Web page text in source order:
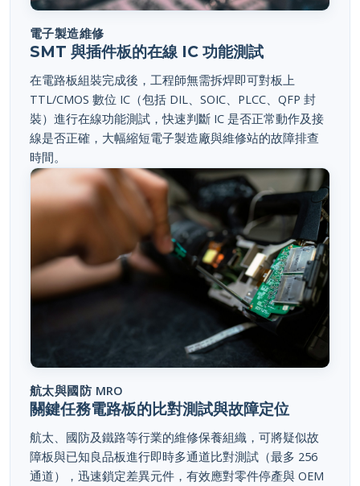
電子製造維修
SMT 與插件板的在線 IC 功能測試
在電路板組裝完成後，工程師無需拆焊即可對板上
TTL/CMOS 數位 IC（包括 DIL、SOIC、PLCC、QFP 封
裝）進行在線功能測試，快速判斷 IC 是否正常動作及接
線是否正確，大幅縮短電子製造廠與維修站的故障排查
時間。
航太與國防 MRO
關鍵任務電路板的比對測試與故障定位
航太、國防及鐵路等行業的維修保養組織，可將疑似故
障板與已知良品板進行即時多通道比對測試（最多 256
通道），迅速鎖定差異元件，有效應對零件停產與 OEM
停止支援所帶來的維修挑戰。